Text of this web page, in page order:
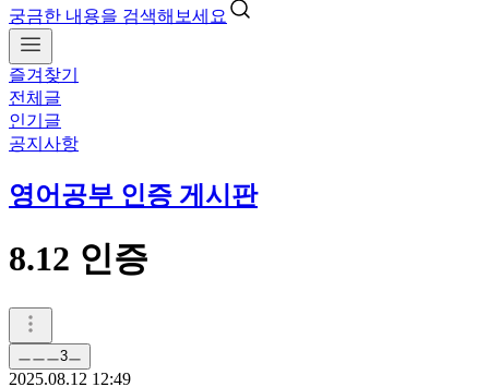
궁금한 내용을 검색해보세요
즐겨찾기
전체글
인기글
공지사항
영어공부 인증 게시판
8.12 인증
ㅡㅡㅡ3ㅡ
2025.08.12 12:49